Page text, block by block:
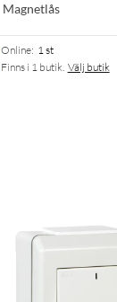
Magnetlås
Online: 1 st
Finns i 1 butik. Välj butik